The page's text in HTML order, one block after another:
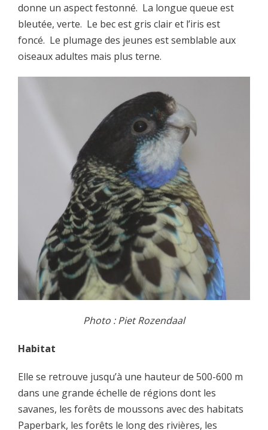
donne un aspect festonné. La longue queue est
bleutée, verte. Le bec est gris clair et l’iris est
foncé. Le plumage des jeunes est semblable aux
oiseaux adultes mais plus terne.
Photo : Piet Rozendaal
Habitat
Elle se retrouve jusqu’à une hauteur de 500-600 m
dans une grande échelle de régions dont les
savanes, les forêts de moussons avec des habitats
Paperbark, les forêts le long des rivières, les